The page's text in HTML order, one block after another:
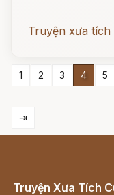
Truyện xưa tích
1 2 3 4 5
⇥
Truyện Xưa Tích